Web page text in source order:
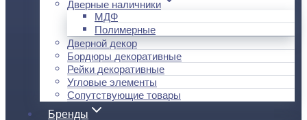
Дверные наличники
МДФ
Полимерные
Дверной декор
Бордюры декоративные
Рейки декоративные
Угловые элементы
Сопутствующие товары
Бренды